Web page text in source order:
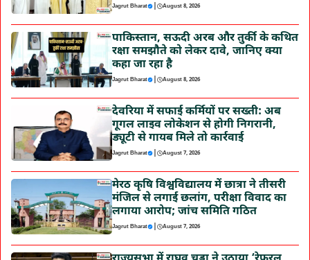
Jagrut Bharat | August 8, 2026
पाकिस्तान, सऊदी अरब और तुर्की के कथित
रक्षा समझौते को लेकर दावे, जानिए क्या
कहा जा रहा है
Jagrut Bharat | August 8, 2026
देवरिया में सफाई कर्मियों पर सख्ती: अब
गूगल लाइव लोकेशन से होगी निगरानी,
ड्यूटी से गायब मिले तो कार्रवाई
Jagrut Bharat | August 7, 2026
मेरठ कृषि विश्वविद्यालय में छात्रा ने तीसरी
मंजिल से लगाई छलांग, परीक्षा विवाद का
लगाया आरोप; जांच समिति गठित
Jagrut Bharat | August 7, 2026